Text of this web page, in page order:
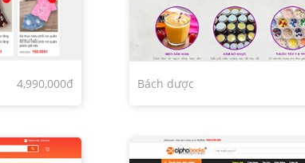
4,990,000đ Bách dược